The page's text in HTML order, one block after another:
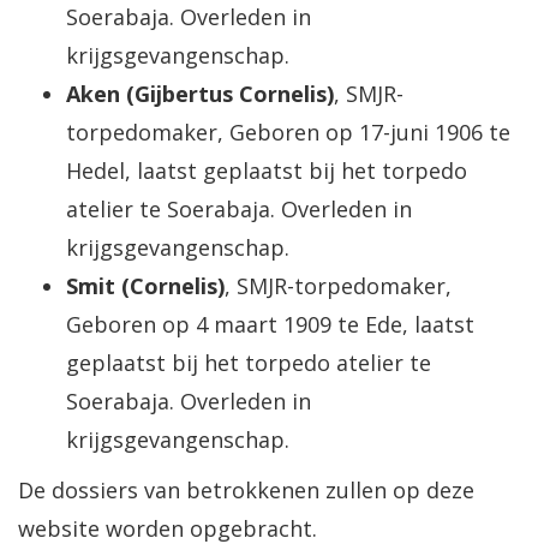
Soerabaja. Overleden in
krijgsgevangenschap.
Aken (Gijbertus Cornelis), SMJR-
torpedomaker, Geboren op 17-juni 1906 te
Hedel, laatst geplaatst bij het torpedo
atelier te Soerabaja. Overleden in
krijgsgevangenschap.
Smit (Cornelis), SMJR-torpedomaker,
Geboren op 4 maart 1909 te Ede, laatst
geplaatst bij het torpedo atelier te
Soerabaja. Overleden in
krijgsgevangenschap.
De dossiers van betrokkenen zullen op deze
website worden opgebracht.